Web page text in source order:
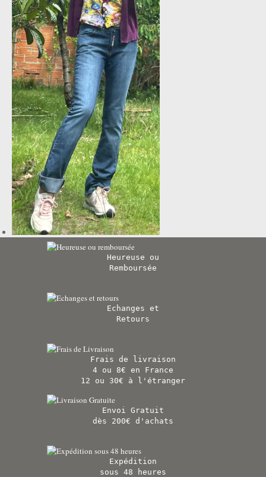
Heureuse ou
Remboursée
Echanges et
Retours
Frais de livraison
4 ou 8€ en France
12 ou 30€ à l'étranger
Envoi Gratuit
dès 200€ d'achats
Expédition
sous 48 heures